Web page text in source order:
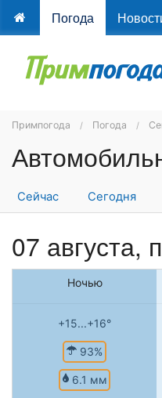
Погода
Примпогода Погода
Сейчас Сегодня
07 августа,
Ночью
+15...+16°
93%
6.1 мм